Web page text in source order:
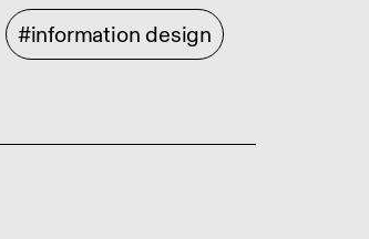
#information design